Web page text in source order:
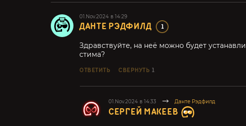
01.Nov.2024 в 14:29
ДАНТЕ РЭДФИЛД 1
Здравствуйте, на неё можно будет
стима?
ОТВЕТИТЬ СВЕРНУТЬ 1
01.Nov.2024 в 14:33 Данте Рэдфилд
СЕРГЕЙ МАКЕЕВ